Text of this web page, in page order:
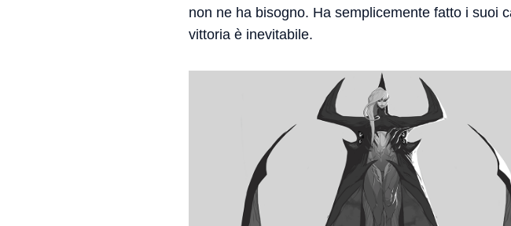
non ne ha bisogno. Ha semplicemente fatto i suoi
vittoria è inevitabile.